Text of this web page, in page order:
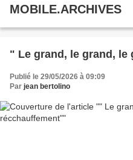
MOBILE.ARCHIVES
" Le grand, le grand,
Publié le 29/05/2026 à 09:09
Par jean bertolino